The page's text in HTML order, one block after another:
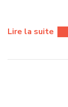
Lire la suite